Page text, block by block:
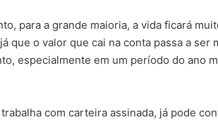
para a grande maioria, a vida ficará
que o valor que cai na conta passa a
especialmente em um período do ano
com carteira assinada, já pode